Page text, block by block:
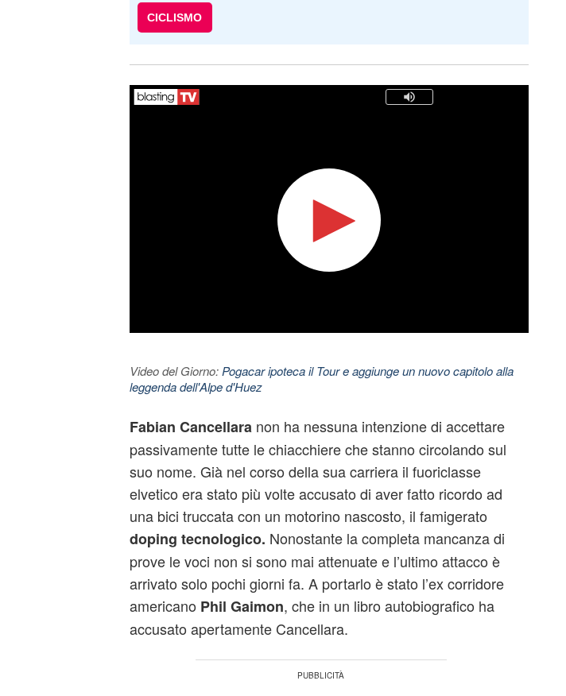
CICLISMO
Video del Giorno: Pogacar ipoteca il Tour e aggiunge un nuovo capitolo alla
leggenda dell'Alpe d'Huez
Fabian Cancellara non ha nessuna intenzione di accettare
passivamente tutte le chiacchiere che stanno circolando sul
suo nome. Già nel corso della sua carriera il fuoriclasse
elvetico era stato più volte accusato di aver fatto ricordo ad
una bici truccata con un motorino nascosto, il famigerato
doping tecnologico. Nonostante la completa mancanza di
prove le voci non si sono mai attenuate e l’ultimo attacco è
arrivato solo pochi giorni fa. A portarlo è stato l’ex corridore
americano Phil Gaimon, che in un libro autobiografico ha
accusato apertamente Cancellara.